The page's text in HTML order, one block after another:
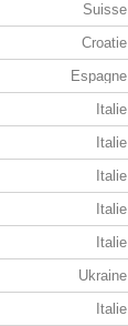
Suisse
Croatie
Espagne
Italie
Italie
Italie
Italie
Italie
Ukraine
Italie